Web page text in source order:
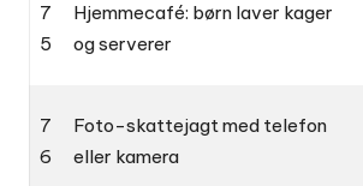
7
5
Hjemmecafé: børn laver kager
og serverer
7
6
Foto-skattejagt med telefon
eller kamera